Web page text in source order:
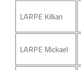
LARPE Killian
LARPE Mickael